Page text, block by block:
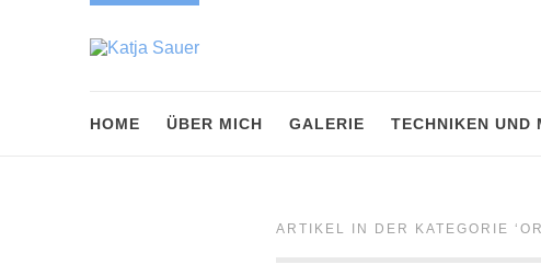
HOME ÜBER MICH GALERIE TECHNIKEN UND
ARTIKEL IN DER KATEGORIE ‘